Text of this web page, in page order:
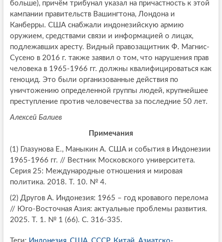
больше), причём трибунал указал на причастность к этой
кампании правительств Вашингтона, Лондона и
Канберры. США снабжали индонезийскую армию
оружием, средствами связи и информацией о лицах,
подлежавших аресту. Видный правозащитник Ф. Магнис-
Сусено в 2016 г. также заявил о том, что нарушения прав
человека в 1965-1966 гг. должны квалифицироваться как
геноцид. Это были организованные действия по
уничтожению определенной группы людей, крупнейшее
преступление против человечества за последние 50 лет.
Алексей Балиев
Примечания
(1) Глазунова Е., Маныкин А. США и события в Индонезии
1965-1966 гг. // Вестник Московского университета.
Серия 25: Международные отношения и мировая
политика. 2018. Т. 10. № 4.
(2) Другов А. Индонезия: 1965 – год кровавого перелома
// Юго-Восточная Азия: актуальные проблемы развития.
2025. Т. 1. № 1 (66). С. 316-335.